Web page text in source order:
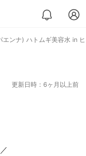
エンナ) ハトムギ美容水 in
更新日時：6ヶ月以上前